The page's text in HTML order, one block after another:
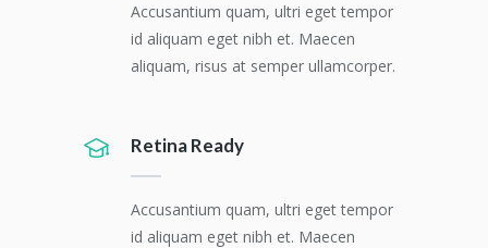
Accusantium quam, ultri eget tempor
id aliquam eget nibh et. Maecen
aliquam, risus at semper ullamcorper.
Retina Ready
Accusantium quam, ultri eget tempor
id aliquam eget nibh et. Maecen